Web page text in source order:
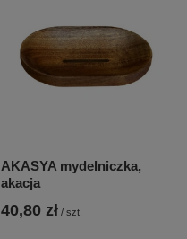
AKASYA mydelniczka,
akacja
40,80 zł / szt.